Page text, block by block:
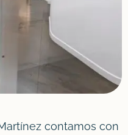
contamos con